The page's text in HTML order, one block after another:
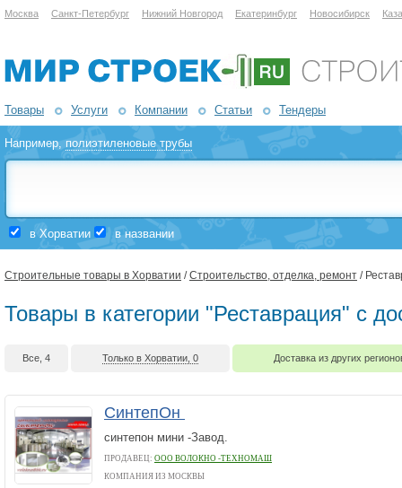
Москва Санкт-Петербург Нижний Новгород Екатеринбург Новосибирск
Товары Услуги Компании Статьи Тендеры
Например,полиэтиленовые трубы
в Хорватии в названии
Строительные товары в Хорватии /Строительство, отделка, ремонт /
Товары в категории "Реставрация" с
Все, 4 Только в Хорватии, 0 Доставка из других
СинтепОн
синтепон мини -Завод.
ПРОДАВЕЦ: ООО ВОЛОКНО -ТЕХНОМАШ
КОМПАНИЯ ИЗ МОСКВЫ